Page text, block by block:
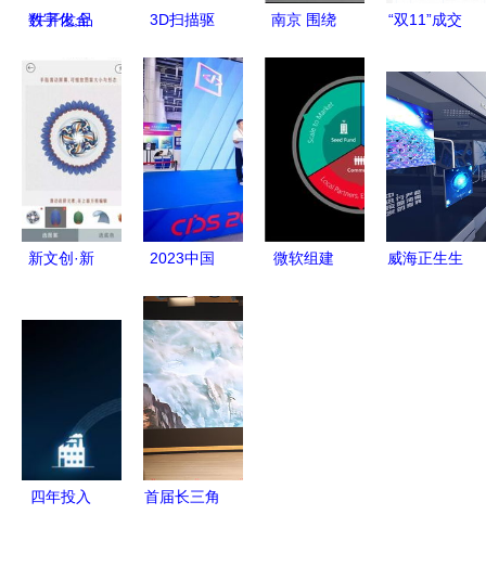
数字化,品
题,适配初
创小店,实
体工厂,文
件开发全
3D扫描驱
化创意软件
开发 现状
与前景
南京 围绕
同创新，数
字文化创意
助推产学研
新生态
“双11”成交
京东、阿里
盘中上
演“冰火两
重天”——
数字文化创
意软件的市
新文创·新
文化创意软
2023中国
软件服务创
新大赛 软
件创新赢未
来——数字
文化创意软
件的崛起与
微软组建
威海正生生
四年投入
首届长三角